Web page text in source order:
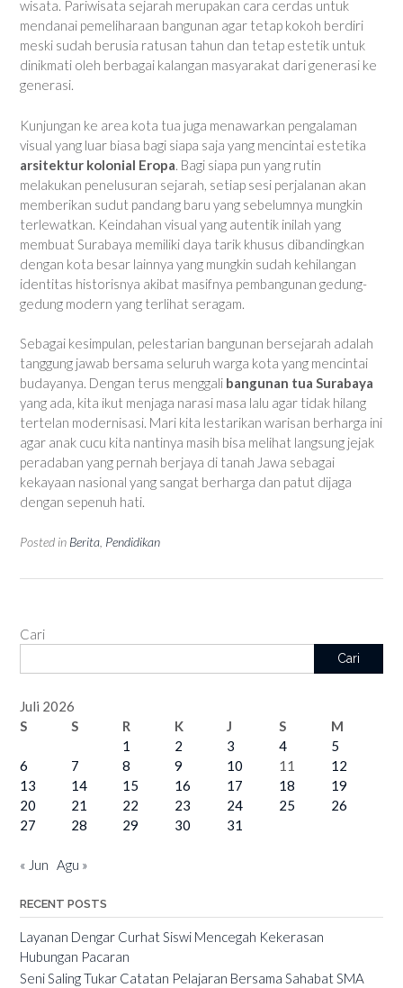
wisata. Pariwisata sejarah merupakan cara cerdas untuk
mendanai pemeliharaan bangunan agar tetap kokoh berdiri
meski sudah berusia ratusan tahun dan tetap estetik untuk
dinikmati oleh berbagai kalangan masyarakat dari generasi ke
generasi.
Kunjungan ke area kota tua juga menawarkan pengalaman
visual yang luar biasa bagi siapa saja yang mencintai estetika
arsitektur kolonial Eropa. Bagi siapa pun yang rutin
melakukan penelusuran sejarah, setiap sesi perjalanan akan
memberikan sudut pandang baru yang sebelumnya mungkin
terlewatkan. Keindahan visual yang autentik inilah yang
membuat Surabaya memiliki daya tarik khusus dibandingkan
dengan kota besar lainnya yang mungkin sudah kehilangan
identitas historisnya akibat masifnya pembangunan gedung-
gedung modern yang terlihat seragam.
Sebagai kesimpulan, pelestarian bangunan bersejarah adalah
tanggung jawab bersama seluruh warga kota yang mencintai
budayanya. Dengan terus menggali bangunan tua Surabaya
yang ada, kita ikut menjaga narasi masa lalu agar tidak hilang
tertelan modernisasi. Mari kita lestarikan warisan berharga ini
agar anak cucu kita nantinya masih bisa melihat langsung jejak
peradaban yang pernah berjaya di tanah Jawa sebagai
kekayaan nasional yang sangat berharga dan patut dijaga
dengan sepenuh hati.
Posted in Berita Pendidikan
Cari
Cari
Juli 2026
S
S R K J S
M
1
2 3 4
5
6
7 8 9 10 11
12
13
14 15 16 17 18
19
20
21 22 23 24 25
26
27
28 29 30 31
« Jun Agu »
RECENT POSTS
Layanan Dengar Curhat Siswi Mencegah Kekerasan
Hubungan Pacaran
Seni Saling Tukar Catatan Pelajaran Bersama Sahabat SMA